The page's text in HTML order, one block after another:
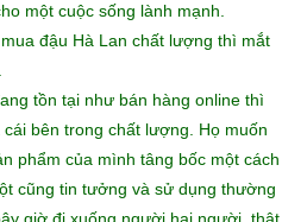
một cuộc sống lành mạnh.
mua đậu Hà Lan chất lượng thì mắt
tồn tại như bán hàng online thì
bên trong chất lượng. Họ muốn
phẩm của mình tâng bốc một cách
cũng tin tưởng và sử dụng thường